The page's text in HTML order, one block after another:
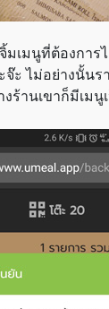
เมนูที่ต้องการ
ะ ไม่อย่างนั้นร
ร้านเขาก็มีเม